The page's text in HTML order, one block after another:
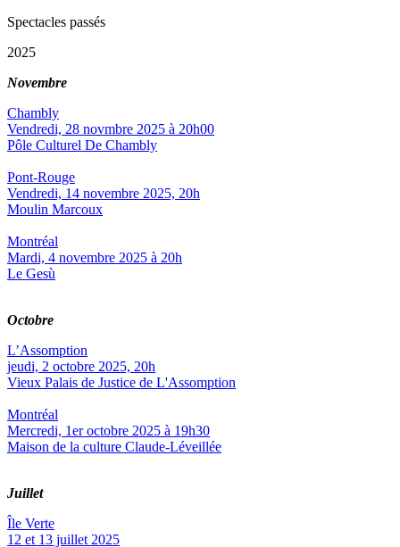
Spectacles passés
2025
Novembre
Chambly
Vendredi, 28 novmbre 2025 à 20h00
Pôle Culturel De Chambly
Pont-Rouge
Vendredi, 14 novembre 2025, 20h
Moulin Marcoux
Montréal
Mardi, 4 novembre 2025 à 20h
Le Gesù
Octobre
L’Assomption
jeudi, 2 octobre 2025, 20h
Vieux Palais de Justice de L'Assomption
Montréal
Mercredi, 1er octobre 2025 à 19h30
Maison de la culture Claude-Léveillée
Juillet
Île Verte
12 et 13 juillet 2025